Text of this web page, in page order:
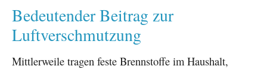
Bedeutender Beitrag zur
Luftverschmutzung
Mittlerweile tragen feste Brennstoffe im Haushalt,